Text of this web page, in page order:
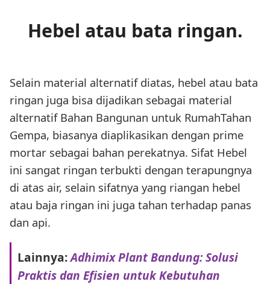
Hebel atau bata ringan.
Selain material alternatif diatas, hebel atau bata
ringan juga bisa dijadikan sebagai material
alternatif Bahan Bangunan untuk RumahTahan
Gempa, biasanya diaplikasikan dengan prime
mortar sebagai bahan perekatnya. Sifat Hebel
ini sangat ringan terbukti dengan terapungnya
di atas air, selain sifatnya yang riangan hebel
atau baja ringan ini juga tahan terhadap panas
dan api.
Lainnya:Adhimix Plant Bandung: Solusi
Praktis dan Efisien untuk Kebutuhan